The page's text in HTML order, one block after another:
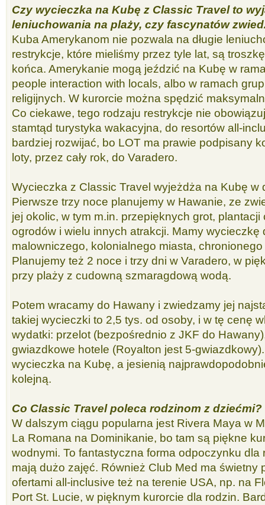
Czy wycieczka na Kubę z Classic Travel to
leniuchowania na plaży, czy fascynatów
Kuba Amerykanom nie pozwala na długie
restrykcje, które mieliśmy przez tyle lat, są
końca. Amerykanie mogą jeździć na Kubę w
people interaction with locals, albo w ramach
religijnych. W kurorcie można spędzić
Co ciekawe, tego rodzaju restrykcje nie
stamtąd turystyka wakacyjna, do resortów all-
bardziej rozwijać, bo LOT ma prawie podpisany
loty, przez cały rok, do Varadero.
Wycieczka z Classic Travel wyjeżdża na Kubę w
Pierwsze trzy noce planujemy w Hawanie, ze
jej okolic, w tym m.in. przepięknych grot,
ogrodów i wielu innych atrakcji. Mamy wycieczkę
malowniczego, kolonialnego miasta,
Planujemy też 2 noce i trzy dni w Varadero, w
przy plaży z cudowną szmaragdową wodą.
Potem wracamy do Hawany i zwiedzamy jej
takiej wycieczki to 2,5 tys. od osoby, i w tę cenę
wydatki: przelot (bezpośrednio z JKF do
gwiazdkowe hotele (Royalton jest 5-
wycieczka na Kubę, a jesienią
kolejną.
Co Classic Travel poleca rodzinom z dziećmi?
W dalszym ciągu popularna jest Rivera Maya w
La Romana na Dominikanie, bo tam są piękne
wodnymi. To fantastyczna forma odpoczynku dla
mają dużo zajęć. Również Club Med ma świetny
ofertami all-inclusive też na terenie USA, np. na
Port St. Lucie, w pięknym kurorcie dla rodzin.